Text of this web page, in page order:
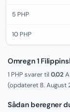
5 PHP
10 PHP
Omregn 1
1 PHP svarer til 0.02
(opdateret 8. August
Sådan beregner